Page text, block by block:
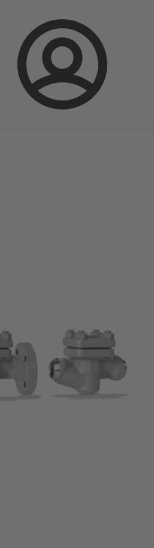
Login
NORI 160 RXL/RXS